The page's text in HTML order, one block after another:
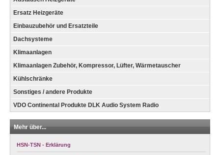
Ersatz Heizgeräte
Einbauzubehör und Ersatzteile
Dachsysteme
Klimaanlagen
Klimaanlagen Zubehör, Kompressor, Lüfter, Wärmetauscher
Kühlschränke
Sonstiges / andere Produkte
VDO Continental Produkte DLK Audio System Radio
Mehr über...
HSN-TSN - Erklärung